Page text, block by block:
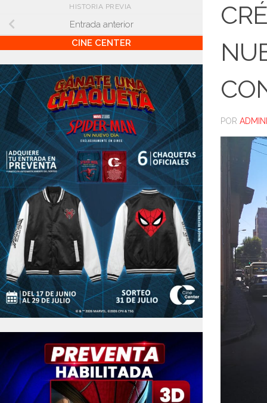
POR
HISTORIA PREVIA
Entrada anterior
CINE CENTER